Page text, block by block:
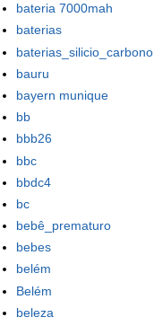
bateria 7000mah
baterias
baterias_silicio_carbono
bauru
bayern munique
bb
bbb26
bbc
bbdc4
bc
bebê_prematuro
bebes
belém
Belém
beleza